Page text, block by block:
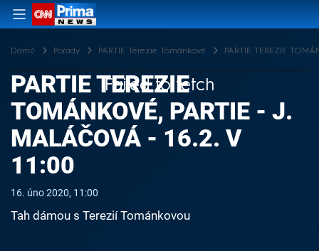
Domů Pořady PARTIE Terezie Tománkové PARTIE TEREZIE
Failed to fetch
PARTIE TEREZIE
TOMÁNKOVÉ, PARTIE - J.
MALÁČOVÁ - 16.2. V
11:00
16. úno 2020, 11:00
Tah dámou s Terezií Tománkovou